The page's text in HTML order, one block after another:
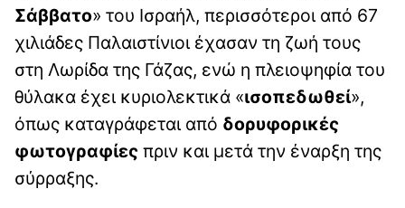
Σάββατο» του Ισραήλ, περισσότεροι από 67
χιλιάδες Παλαιστίνιοι έχασαν τη ζωή τους
στη Λωρίδα της Γάζας, ενώ η πλειοψηφία του
θύλακα έχει κυριολεκτικά «ισοπεδωθεί»,
όπως καταγράφεται από δορυφορικές
φωτογραφίες πριν και μετά την έναρξη της
σύρραξης.